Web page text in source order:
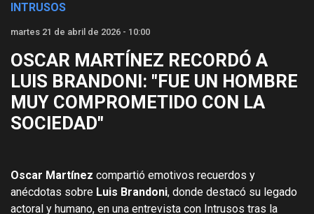
INTRUSOS
martes 21 de abril de 2026 - 10:00
OSCAR MARTÍNEZ RECORDÓ A
LUIS BRANDONI: "FUE UN HOMBRE
MUY COMPROMETIDO CON LA
SOCIEDAD"
Oscar Martínez compartió emotivos recuerdos y
anécdotas sobre Luis Brandoni, donde destacó su legado
actoral y humano, en una entrevista con Intrusos tras la